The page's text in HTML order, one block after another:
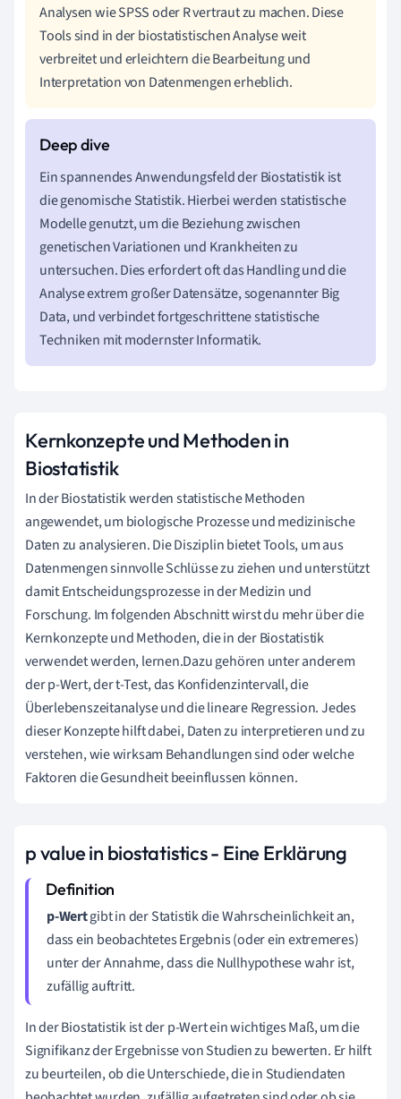
Analysen wie SPSS oder R vertraut zu machen. Diese
Tools sind in der biostatistischen Analyse weit
verbreitet und erleichtern die Bearbeitung und
Interpretation von Datenmengen erheblich.
Ein spannendes Anwendungsfeld der Biostatistik ist
die genomische Statistik. Hierbei werden statistische
Modelle genutzt, um die Beziehung zwischen
genetischen Variationen und Krankheiten zu
untersuchen. Dies erfordert oft das Handling und die
Analyse extrem großer Datensätze, sogenannter Big
Data, und verbindet fortgeschrittene statistische
Techniken mit modernster Informatik.
Kernkonzepte und Methoden in
Biostatistik
In der Biostatistik werden statistische Methoden
angewendet, um biologische Prozesse und medizinische
Daten zu analysieren. Die Disziplin bietet Tools, um aus
Datenmengen sinnvolle Schlüsse zu ziehen und unterstützt
damit Entscheidungsprozesse in der Medizin und
Forschung. Im folgenden Abschnitt wirst du mehr über die
Kernkonzepte und Methoden, die in der Biostatistik
verwendet werden, lernen.Dazu gehören unter anderem
der p-Wert, der t-Test, das Konfidenzintervall, die
Überlebenszeitanalyse und die lineare Regression. Jedes
dieser Konzepte hilft dabei, Daten zu interpretieren und zu
verstehen, wie wirksam Behandlungen sind oder welche
Faktoren die Gesundheit beeinflussen können.
p value in biostatistics - Eine Erklärung
p-Wertgibt in der Statistik die Wahrscheinlichkeit an,
dass ein beobachtetes Ergebnis (oder ein extremeres)
unter der Annahme, dass die Nullhypothese wahr ist,
zufällig auftritt.
In der Biostatistik ist der p-Wert ein wichtiges Maß, um die
Signifikanz der Ergebnisse von Studien zu bewerten. Er hilft
zu beurteilen, ob die Unterschiede, die in Studiendaten